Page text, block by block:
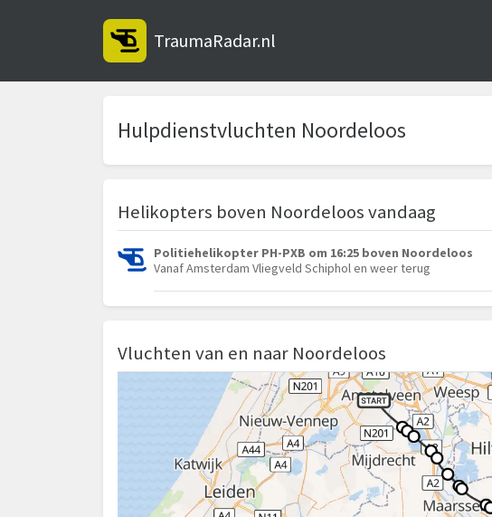
TraumaRadar.nl
Hulpdienstvluchten Noordeloos
Helikopters boven Noordeloos vandaag
Politiehelikopter PH-PXB om 16:25 boven Noordeloos
Vanaf Amsterdam Vliegveld Schiphol en weer terug
Vluchten van en naar Noordeloos